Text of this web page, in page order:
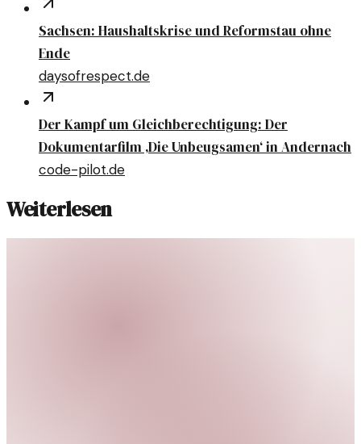
Sachsen: Haushaltskrise und Reformstau ohne
Ende
daysofrespect.de
Der Kampf um Gleichberechtigung: Der
Dokumentarfilm ‚Die Unbeugsamen‘ in Andernach
code-pilot.de
Weiterlesen